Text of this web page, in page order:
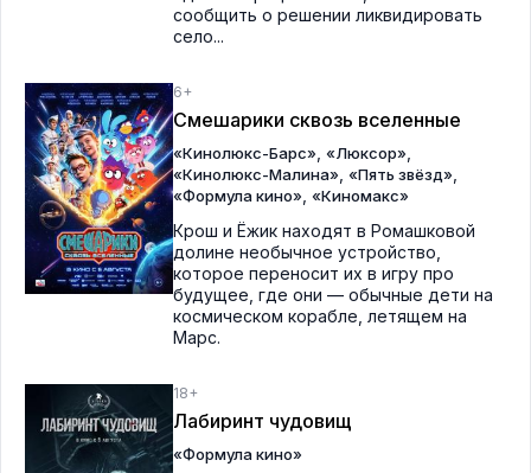
сообщить о решении ликвидировать
село...
6+
Смешарики сквозь вселенные
«Кинолюкс-Барс», «Люксор»,
«Кинолюкс-Малина», «Пять звёзд»,
«Формула кино», «Киномакс»
Крош и Ёжик находят в Ромашковой
долине необычное устройство,
которое переносит их в игру про
будущее, где они — обычные дети на
космическом корабле, летящем на
Марс.
18+
Лабиринт чудовищ
«Формула кино»